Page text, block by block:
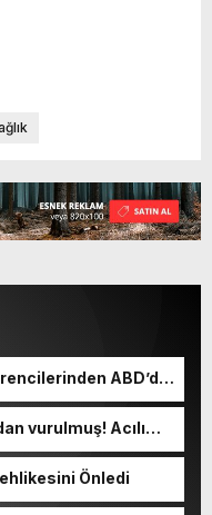
ABD’de
Kazandı
vurulmuş! Acılı
Önledi